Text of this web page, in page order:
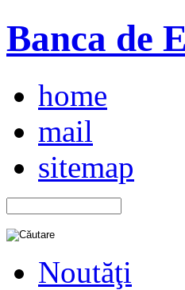
Banca de
home
mail
sitemap
Noutăţi